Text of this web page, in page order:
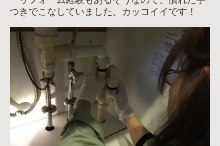
つきでこなしていました。カッコイイです！